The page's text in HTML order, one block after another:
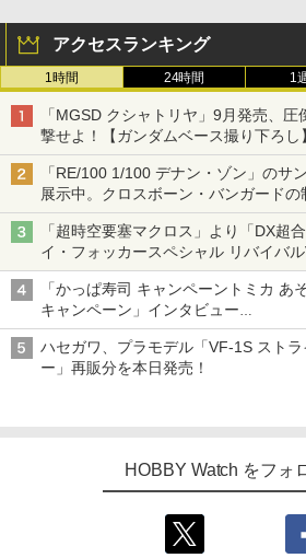
アクセスランキング
1時間 24時間 1
「MGSD クシャトリヤ」9月発売、
撃せよ！【ガンダムベース撮り下ろし】
「RE/100 1/100 デナン・ゾン」のサ
展示中。クロスボーン・バンガードの
【ガンダムベース撮り下ろし】
「超時空要塞マクロス」より「DX超
イ・フォッカースペシャル リバイバル
「かっぱ寿司 キャンペーントミカ あ
キャンペーン」インタビュー
子どもが楽しめるかっぱ寿司ならで
追求
ハセガワ、プラモデル「VF-1S スト
ー」再販分を本日発売！
HOBBY Watch をフォ